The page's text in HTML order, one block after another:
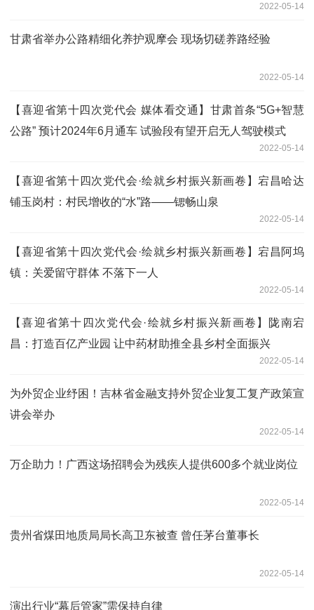
2022-05-14
甘肃省举办公路精细化养护观摩会 现场切磋养路经验
2022-05-14
【喜迎省第十四次党代会 媒体看交通】甘肃首条“5G+智慧
公路” 预计2024年6月通车 试验段有望开启无人驾驶模式
2022-05-14
【喜迎省第十四次党代会·绘就乡村振兴新画卷】宕昌哈达
铺玉岗村：村民增收的“水”路——锶畅山泉
2022-05-14
【喜迎省第十四次党代会·绘就乡村振兴新画卷】宕昌阿坞
镇：关爱留守群体 不落下一人
2022-05-14
【喜迎省第十四次党代会·绘就乡村振兴新画卷】陇南宕
昌：打造百亿产业园 让中药材助推全县乡村全面振兴
2022-05-14
为外贸企业纾困！吉林省金融支持外贸企业复工复产政策宣
讲会举办
2022-05-14
万企助力！广西这场招聘会为残疾人提供600多个就业岗位
2022-05-14
贵州省煤田地质局局长高卫东被查 曾任茅台董事长
2022-05-14
演出行业“幕后管家”需保持自律